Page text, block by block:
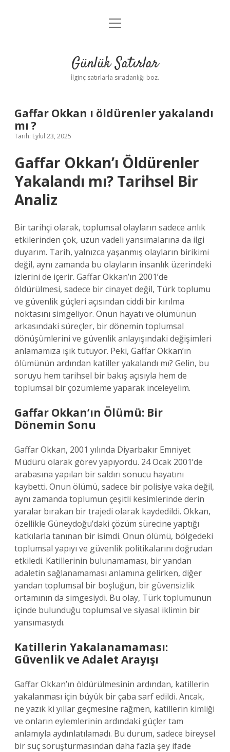
Anasayfa
Yasal Uyarı
menüyü
Günlük Satırlar
İlginç satırlarla sıradanlığı boz.
Gaffar Okkan ı öldürenler yakalandı
mı ?
Tarih: Eylül 23, 2025
Gaffar Okkan’ı Öldürenler
Yakalandı mı? Tarihsel Bir
Analiz
Bir tarihçi olarak, toplumsal olayların sadece anlık
etkilerinden çok, uzun vadeli yansımalarına da ilgi
duyarım. Tarih, yalnızca yaşanmış olayların birikimi
değil, aynı zamanda bu olayların insanlık üzerindeki
izlerini de içerir. Gaffar Okkan’ın 2001’de
öldürülmesi, sadece bir cinayet değil, Türk toplumu
ve güvenlik güçleri açısından ciddi bir kırılma
noktasını simgeliyor. Onun hayatı ve ölümünün
arkasındaki süreçler, bir dönemin toplumsal
dönüşümlerini ve güvenlik anlayışındaki değişimleri
anlamamıza ışık tutuyor. Peki, Gaffar Okkan’ın
ölümünün ardından katiller yakalandı mı? Gelin, bu
soruyu hem tarihsel bir bakış açısıyla hem de
toplumsal bir çözümleme yaparak inceleyelim.
Gaffar Okkan’ın Ölümü: Bir
Dönemin Sonu
Gaffar Okkan, 2001 yılında Diyarbakır Emniyet
Müdürü olarak görev yapıyordu. 24 Ocak 2001’de
arabasına yapılan bir saldırı sonucu hayatını
kaybetti. Onun ölümü, sadece bir polisiye vaka değil,
aynı zamanda toplumun çeşitli kesimlerinde derin
yaralar bırakan bir trajedi olarak kaydedildi. Okkan,
özellikle Güneydoğu’daki çözüm sürecine yaptığı
katkılarla tanınan bir isimdi. Onun ölümü, bölgedeki
toplumsal yapıyı ve güvenlik politikalarını doğrudan
etkiledi. Katillerinin bulunamaması, bir yandan
adaletin sağlanamaması anlamına gelirken, diğer
yandan toplumsal bir boşluğun, bir güvensizlik
ortamının da simgesiydi. Bu olay, Türk toplumunun
içinde bulunduğu toplumsal ve siyasal iklimin bir
yansımasıydı.
Katillerin Yakalanamaması:
Güvenlik ve Adalet Arayışı
Gaffar Okkan’ın öldürülmesinin ardından, katillerin
yakalanması için büyük bir çaba sarf edildi. Ancak,
ne yazık ki yıllar geçmesine rağmen, katillerin kimliği
ve onların eylemlerinin ardındaki güçler tam
anlamıyla aydınlatılamadı. Bu durum, sadece bireysel
bir suç soruşturmasından daha fazla şey ifade